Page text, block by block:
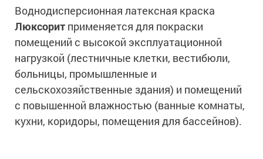
Воднодисперсионная латексная краска
Люксорит применяется для покраски
помещений с высокой эксплуатационной
нагрузкой (лестничные клетки, вестибюли,
больницы, промышленные и
сельскохозяйственные здания) и помещений
с повышенной влажностью (ванные комнаты,
кухни, коридоры, помещения для бассейнов).